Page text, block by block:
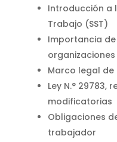
Introducción a
Trabajo (SST)
Importancia de
organizaciones
Marco legal de
Ley N.° 29783,
modificatorias
Obligaciones
trabajador